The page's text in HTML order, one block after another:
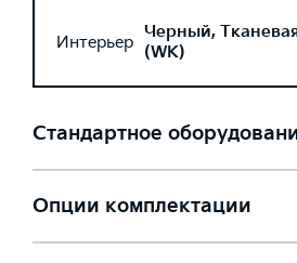
Интерьер Черный,
(WK)
Стандартное
Опции комплектации